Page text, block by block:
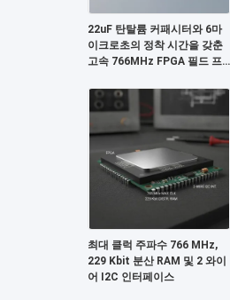
22uF 탄탈륨 커패시터와 6마
이크로초의 정착 시간을 갖춘
고속 766MHz FPGA 필드 프
최대 클럭 주파수 766 MHz,
229 Kbit 분산 RAM 및 2 와이
어 I2C 인터페이스